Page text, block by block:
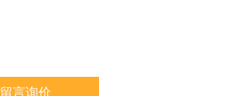
留言询价